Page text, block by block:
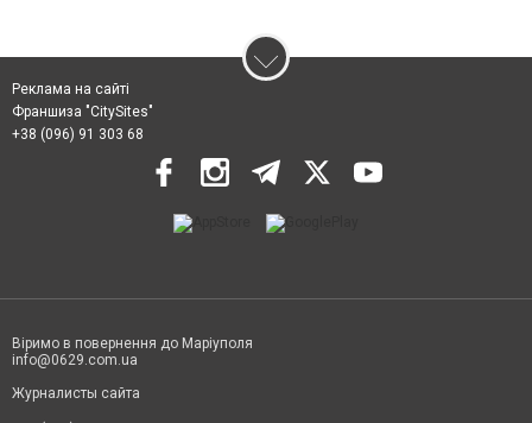
Реклама на сайті
Франшиза "CitySites"
+38 (096) 91 303 68
Віримо в повернення до Маріуполя
info@0629.com.ua
Журналисты сайта